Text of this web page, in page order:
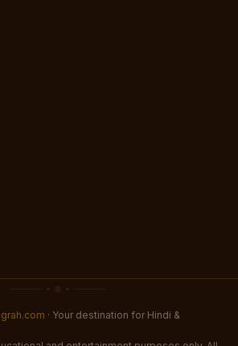
· Your destination for Hindi &